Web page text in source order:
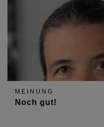
MEINUNG
Noch gut!